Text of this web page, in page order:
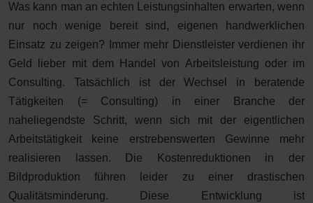
Was kann man an echten Leistungsinhalten erwarten, wenn
nur noch wenige bereit sind, eigenen handwerklichen
Einsatz zu zeigen? Immer mehr Dienstleister verdienen ihr
Geld lieber mit dem Handel von Arbeitsleistung oder im
Consulting. Tatsächlich ist der Wechsel in beratende
Tätigkeiten (= Consulting) in einer Branche der
naheliegendste Schritt, wenn sich mit der eigentlichen
Arbeitstätigkeit keine erstrebenswerten Gewinne mehr
realisieren lassen. Die Kostenreduktionen in der
Bildproduktion führen leider zu einer drastischen
Qualitätsminderung. Diese Entwicklung ist